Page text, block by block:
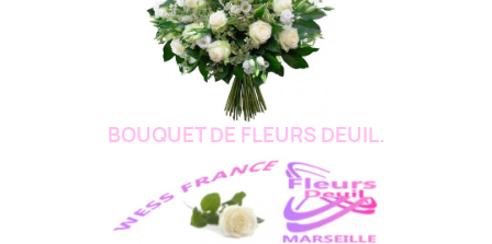
BOUQUET DE FLEURS DEUIL.